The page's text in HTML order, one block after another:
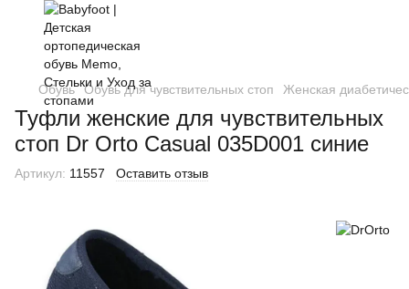
Обувь Обувь для чувствительных стоп Женская
Туфли женские для чувствительных
стоп Dr Orto Casual 035D001 синие
Артикул: 11557 Оставить отзыв